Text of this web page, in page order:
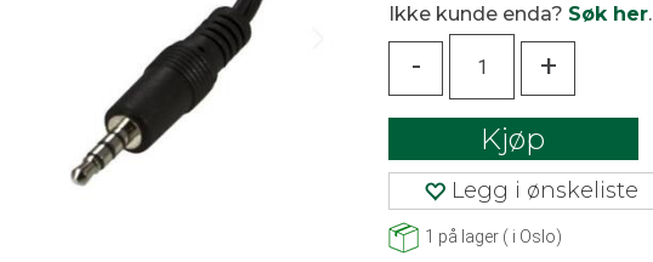
Ikke kunde enda? Søk her.
- +
Kjøp
Legg i ønskeliste
1 på lager ( i Oslo)